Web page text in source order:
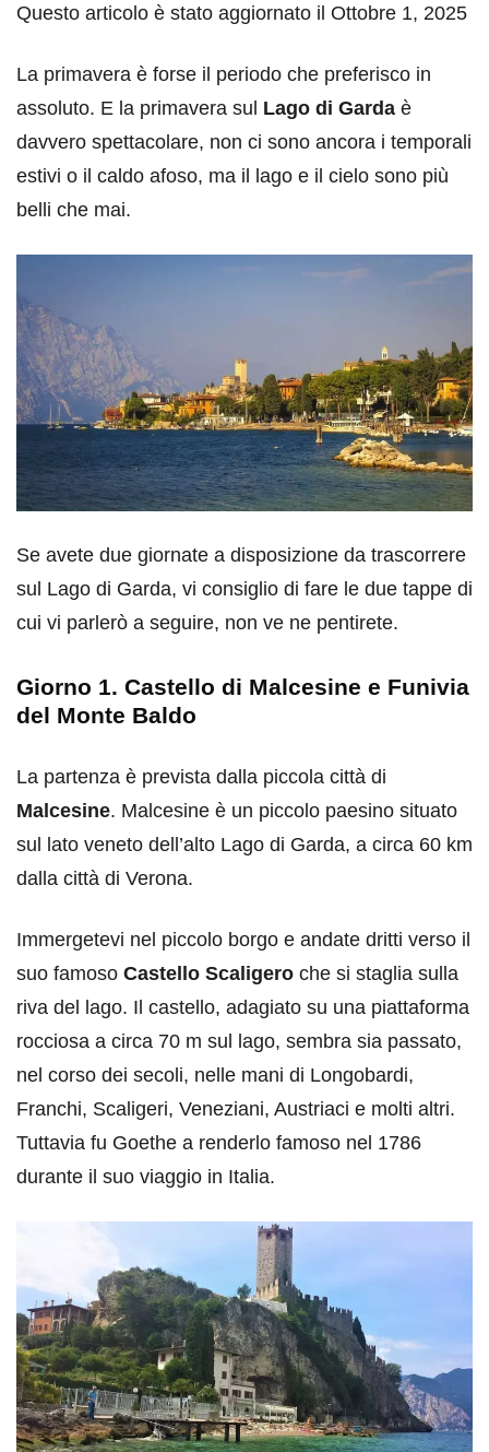
Questo articolo è stato aggiornato il Ottobre 1, 2025
La primavera è forse il periodo che preferisco in
assoluto. E la primavera sul Lago di Garda è
davvero spettacolare, non ci sono ancora i temporali
estivi o il caldo afoso, ma il lago e il cielo sono più
belli che mai.
Se avete due giornate a disposizione da trascorrere
sul Lago di Garda, vi consiglio di fare le due tappe di
cui vi parlerò a seguire, non ve ne pentirete.
Giorno 1. Castello di Malcesine e Funivia
del Monte Baldo
La partenza è prevista dalla piccola città di
Malcesine. Malcesine è un piccolo paesino situato
sul lato veneto dell’alto Lago di Garda, a circa 60 km
dalla città di Verona.
Immergetevi nel piccolo borgo e andate dritti verso il
suo famoso Castello Scaligero che si staglia sulla
riva del lago. Il castello, adagiato su una piattaforma
rocciosa a circa 70 m sul lago, sembra sia passato,
nel corso dei secoli, nelle mani di Longobardi,
Franchi, Scaligeri, Veneziani, Austriaci e molti altri.
Tuttavia fu Goethe a renderlo famoso nel 1786
durante il suo viaggio in Italia.